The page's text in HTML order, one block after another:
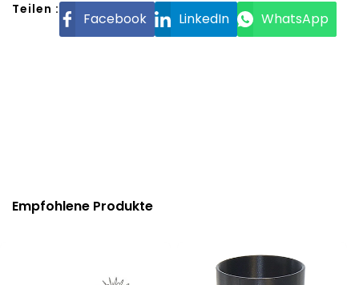
Teilen :
Facebook LinkedIn WhatsApp
Empfohlene Produkte